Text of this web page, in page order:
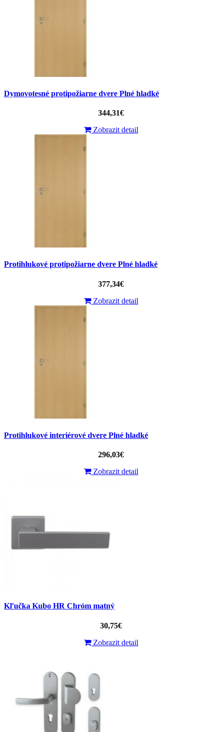
Dymovotesné protipožiarne dvere Plné hladké
344,31€
Zobrazit detail
Protihlukové protipožiarne dvere Plné hladké
377,34€
Zobrazit detail
Protihlukové interiérové ​​dvere Plné hladké
296,03€
Zobrazit detail
Kľučka Kubo HR Chróm matný
30,75€
Zobrazit detail